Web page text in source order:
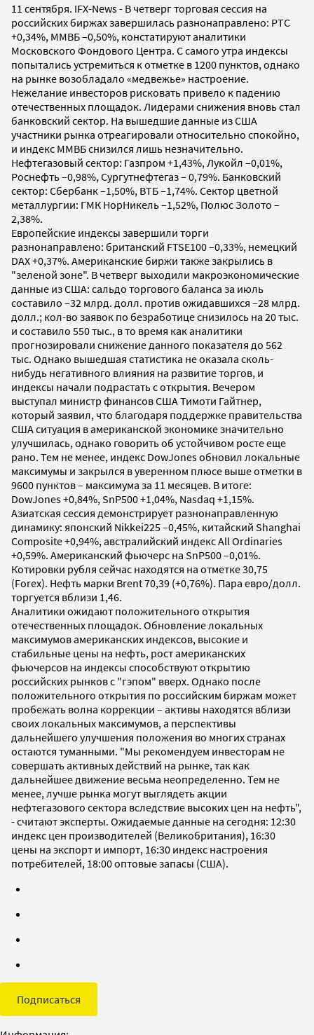
11 сентября. IFX-News - В четверг торговая сессия на
российских биржах завершилась разнонаправлено: РТС
+0,34%, ММВБ –0,50%, констатируют аналитики
Московского Фондового Центра. С самого утра индексы
попытались устремиться к отметке в 1200 пунктов, однако
на рынке возобладало «медвежье» настроение.
Нежелание инвесторов рисковать привело к падению
отечественных площадок. Лидерами снижения вновь стал
банковский сектор. На вышедшие данные из США
участники рынка отреагировали относительно спокойно,
и индекс ММВБ снизился лишь незначительно.
Нефтегазовый сектор: Газпром +1,43%, Лукойл –0,01%,
Роснефть –0,98%, Сургутнефтегаз – 0,79%. Банковский
сектор: Сбербанк –1,50%, ВТБ –1,74%. Сектор цветной
металлургии: ГМК НорНикель –1,52%, Полюс Золото –
2,38%.
Европейские индексы завершили торги
разнонаправлено: британский FTSE100 –0,33%, немецкий
DAX +0,37%. Американские биржи также закрылись в
"зеленой зоне". В четверг выходили макроэкономические
данные из США: сальдо торгового баланса за июль
составило –32 млрд. долл. против ожидавшихся –28 млрд.
долл.; кол-во заявок по безработице снизилось на 20 тыс.
и составило 550 тыс., в то время как аналитики
прогнозировали снижение данного показателя до 562
тыс. Однако вышедшая статистика не оказала сколь-
нибудь негативного влияния на развитие торгов, и
индексы начали подрастать с открытия. Вечером
выступал министр финансов США Тимоти Гайтнер,
который заявил, что благодаря поддержке правительства
США ситуация в американской экономике значительно
улучшилась, однако говорить об устойчивом росте еще
рано. Тем не менее, индекс DowJones обновил локальные
максимумы и закрылся в уверенном плюсе выше отметки в
9600 пунктов – максимума за 11 месяцев. В итоге:
DowJones +0,84%, SnP500 +1,04%, Nasdaq +1,15%.
Азиатская сессия демонстрирует разнонаправленную
динамику: японский Nikkei225 –0,45%, китайский Shanghai
Composite +0,94%, австралийский индекс All Ordinaries
+0,59%. Американский фьючерс на SnP500 –0,01%.
Котировки рубля сейчас находятся на отметке 30,75
(Forex). Нефть марки Brent 70,39 (+0,76%). Пара евро/долл.
торгуется вблизи 1,46.
Аналитики ожидают положительного открытия
отечественных площадок. Обновление локальных
максимумов американских индексов, высокие и
стабильные цены на нефть, рост американских
фьючерсов на индексы способствуют открытию
российских рынков с "гэпом" вверх. Однако после
положительного открытия по российским биржам может
пробежать волна коррекции – активы находятся вблизи
своих локальных максимумов, а перспективы
дальнейшего улучшения положения во многих странах
остаются туманными. "Мы рекомендуем инвесторам не
совершать активных действий на рынке, так как
дальнейшее движение весьма неопределенно. Тем не
менее, лучше рынка могут выглядеть акции
нефтегазового сектора вследствие высоких цен на нефть",
- считают эксперты. Ожидаемые данные на сегодня: 12:30
индекс цен производителей (Великобритания), 16:30
цены на экспорт и импорт, 16:30 индекс настроения
потребителей, 18:00 оптовые запасы (США).
Подписаться